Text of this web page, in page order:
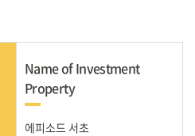
Name of Investment
Property
에피소드 서초